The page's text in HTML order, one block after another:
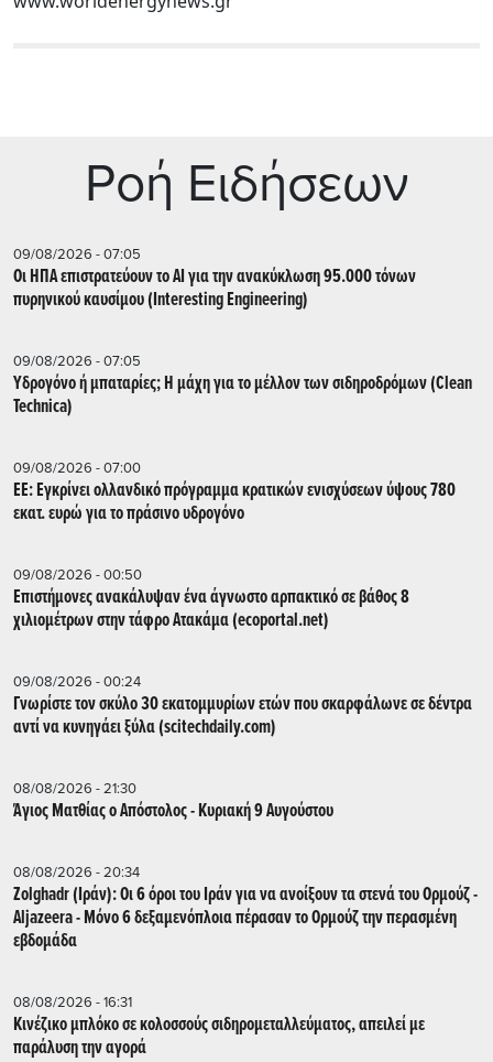
Ρoή Ειδήσεων
09/08/2026 - 07:05
Οι ΗΠΑ επιστρατεύουν το AI για την ανακύκλωση 95.000 τόνων
πυρηνικού καυσίμου (Interesting Engineering)
09/08/2026 - 07:05
Υδρογόνο ή μπαταρίες; Η μάχη για το μέλλον των σιδηροδρόμων (Clean
Technica)
09/08/2026 - 07:00
ΕΕ: Εγκρίνει ολλανδικό πρόγραμμα κρατικών ενισχύσεων ύψους 780
εκατ. ευρώ για το πράσινο υδρογόνο
09/08/2026 - 00:50
Επιστήμονες ανακάλυψαν ένα άγνωστο αρπακτικό σε βάθος 8
χιλιομέτρων στην τάφρο Ατακάμα (ecoportal.net)
09/08/2026 - 00:24
Γνωρίστε τον σκύλο 30 εκατομμυρίων ετών που σκαρφάλωνε σε δέντρα
αντί να κυνηγάει ξύλα (scitechdaily.com)
08/08/2026 - 21:30
Άγιος Ματθίας ο Απόστολος - Κυριακή 9 Αυγούστου
08/08/2026 - 20:34
Zolghadr (Ιράν): Οι 6 όροι του Ιράν για να ανοίξουν τα στενά του Ορμούζ -
Aljazeera - Mόνο 6 δεξαμενόπλοια πέρασαν το Ορμούζ την περασμένη
εβδομάδα
08/08/2026 - 16:31
Κινέζικο μπλόκο σε κολοσσούς σιδηρομεταλλεύματος, απειλεί με
παράλυση την αγορά